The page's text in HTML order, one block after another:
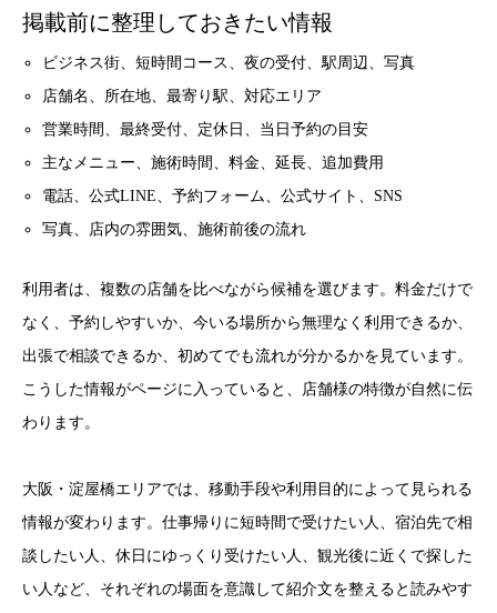
掲載前に整理しておきたい情報
ビジネス街、短時間コース、夜の受付、駅周辺、写真
店舗名、所在地、最寄り駅、対応エリア
営業時間、最終受付、定休日、当日予約の目安
主なメニュー、施術時間、料金、延長、追加費用
電話、公式LINE、予約フォーム、公式サイト、SNS
写真、店内の雰囲気、施術前後の流れ
利用者は、複数の店舗を比べながら候補を選びます。料金だけで
なく、予約しやすいか、今いる場所から無理なく利用できるか、
出張で相談できるか、初めてでも流れが分かるかを見ています。
こうした情報がページに入っていると、店舗様の特徴が自然に伝
わります。
大阪・淀屋橋エリアでは、移動手段や利用目的によって見られる
情報が変わります。仕事帰りに短時間で受けたい人、宿泊先で相
談したい人、休日にゆっくり受けたい人、観光後に近くで探した
い人など、それぞれの場面を意識して紹介文を整えると読みやす